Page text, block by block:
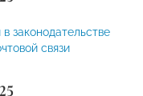
законодательстве
связи